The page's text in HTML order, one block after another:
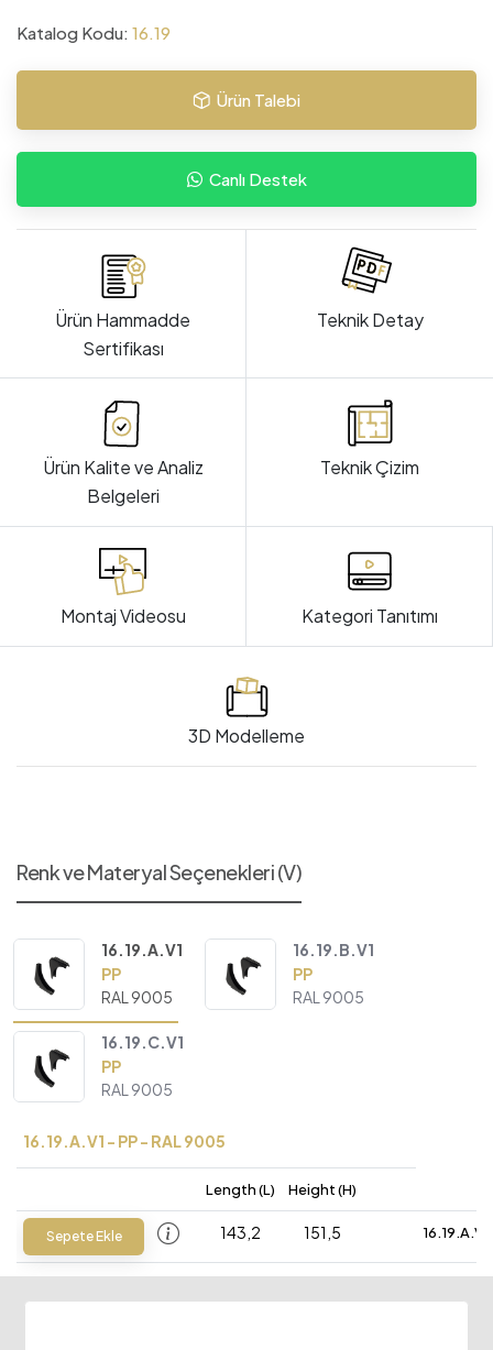
Katalog Kodu: 16.19
Ürün Talebi
Canlı Destek
Ürün Hammadde
Sertifikası
Teknik Detay
Ürün Kalite ve Analiz
Belgeleri
Teknik Çizim
Montaj Videosu Kategori Tanıtımı
3D Modelleme
Renk ve Materyal Seçenekleri (V)
16.19.A.V1
PP
RAL 9005
16.19.B.V1
PP
RAL 9005
16.19.C.V1
PP
RAL 9005
16.19.A.V1 - PP - RAL 9005
Length (L) Height (H)
Sepete Ekle 143,2 151,5